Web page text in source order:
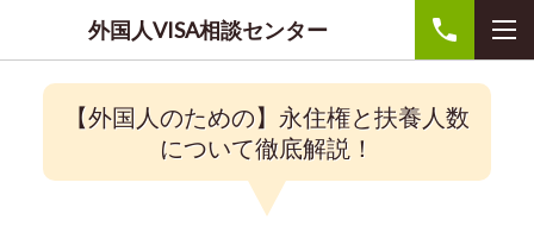
外国人VISA相談センター
【外国人のための】 永住権と扶養人数
について徹底解説！